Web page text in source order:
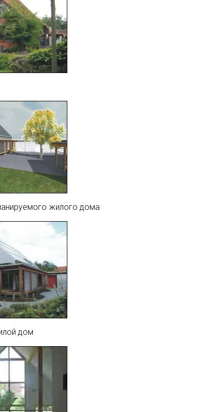
жилого дома
дом